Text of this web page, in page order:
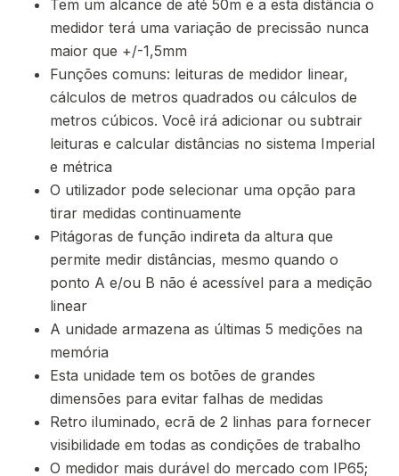
Tem um alcance de até 50m e a esta distância o
medidor terá uma variação de precissão nunca
maior que +/-1,5mm
Funções comuns: leituras de medidor linear,
cálculos de metros quadrados ou cálculos de
metros cúbicos. Você irá adicionar ou subtrair
leituras e calcular distâncias no sistema Imperial
e métrica
O utilizador pode selecionar uma opção para
tirar medidas continuamente
Pitágoras de função indireta da altura que
permite medir distâncias, mesmo quando o
ponto A e/ou B não é acessível para a medição
linear
A unidade armazena as últimas 5 medições na
memória
Esta unidade tem os botões de grandes
dimensões para evitar falhas de medidas
Retro iluminado, ecrã de 2 linhas para fornecer
visibilidade em todas as condições de trabalho
O medidor mais durável do mercado com IP65;